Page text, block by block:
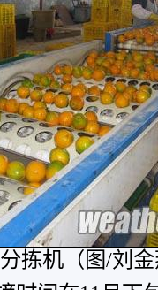
拣机（图/刘